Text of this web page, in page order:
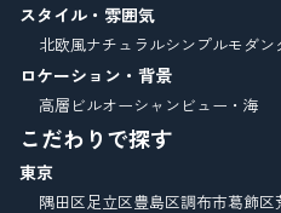
スタイル・雰囲気
北欧風ナチュラルシンプルモダン
ロケーション・背景
高層ビルオーシャンビュー・海
こだわりで探す
東京
隅田区足立区豊島区調布市葛飾区